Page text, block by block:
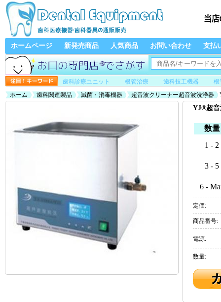
ホームページ 新発売商品 人気商品 お問い合わせ 支払
歯科診療ユニット 根管治療 歯科技工機器
根
ホーム
歯科関連製品 滅菌・消毒機器 超音波クリーナー超音波洗浄器
YJ®超音
数量
1 - 2
3 - 5
6 -
定価:
商品番号:
電源:
数量: